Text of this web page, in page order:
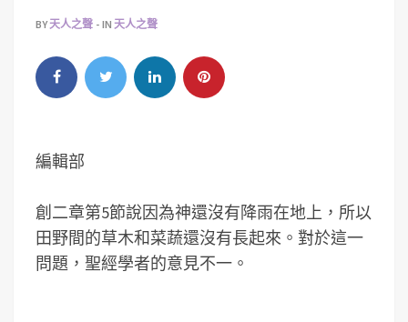
BY天人之聲 IN 天人之聲
編輯部
創二章第5節說因為神還沒有降雨在地上，所以
田野間的草木和菜蔬還沒有長起來。對於這一
問題，聖經學者的意見不一。